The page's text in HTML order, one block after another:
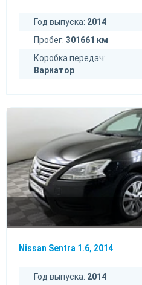
Год выпуска: 2014
Пробег: 301661 км
Коробка передач:
Вариатор
Nissan Sentra 1.6, 2014
Год выпуска: 2014